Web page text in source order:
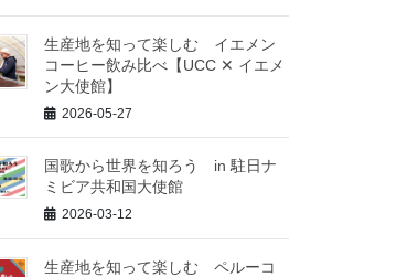
生産地を知って楽しむ イエメン
コーヒー飲み比べ【UCC ✕ イエメ
ン大使館】
2026-05-27
国歌から世界を知ろう in 駐日ナ
ミビア共和国大使館
2026-03-12
生産地を知って楽しむ ペルーコ